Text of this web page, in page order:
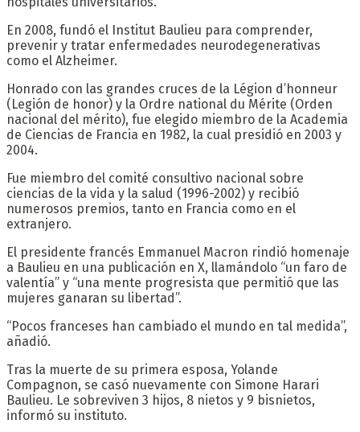
En 2008, fundó el Institut Baulieu para comprender,
prevenir y tratar enfermedades neurodegenerativas
como el Alzheimer.
Honrado con las grandes cruces de la Légion d’honneur
(Legión de honor) y la Ordre national du Mérite (Orden
nacional del mérito), fue elegido miembro de la Academia
de Ciencias de Francia en 1982, la cual presidió en 2003 y
2004.
Fue miembro del comité consultivo nacional sobre
ciencias de la vida y la salud (1996-2002) y recibió
numerosos premios, tanto en Francia como en el
extranjero.
El presidente francés Emmanuel Macron rindió homenaje
a Baulieu en una publicación en X, llamándolo “un faro de
valentía” y “una mente progresista que permitió que las
mujeres ganaran su libertad”.
“Pocos franceses han cambiado el mundo en tal medida”,
añadió.
Tras la muerte de su primera esposa, Yolande
Compagnon, se casó nuevamente con Simone Harari
Baulieu. Le sobreviven 3 hijos, 8 nietos y 9 bisnietos,
informó su instituto.